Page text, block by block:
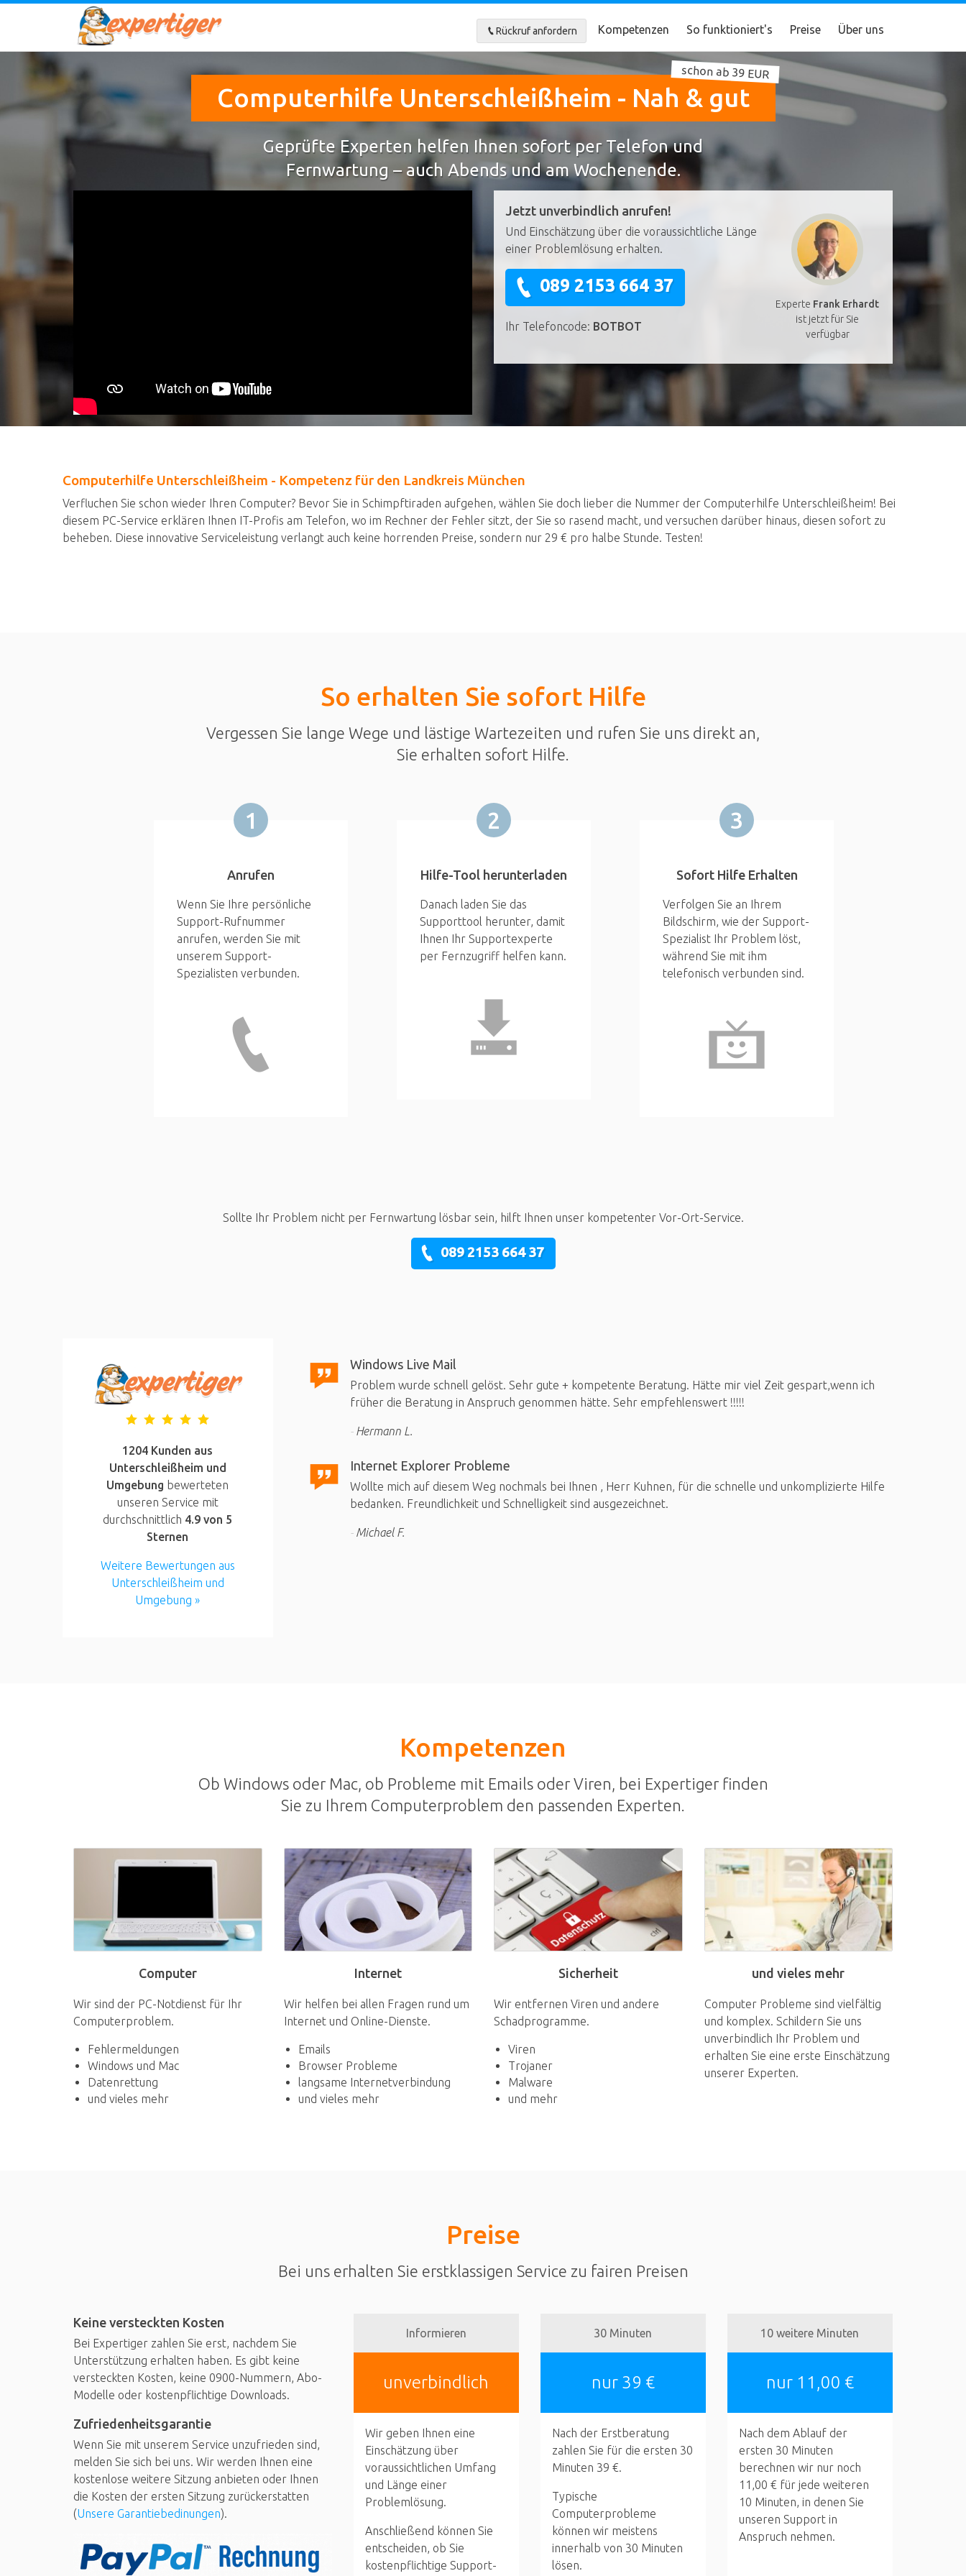
Rückruf anfordern Kompetenzen So funktioniert's Preise Über uns
Computerhilfe Unterschleißheim - Nah & gut
schon ab 39 EUR
Geprüfte Experten helfen Ihnen sofort per Telefon und
Fernwartung – auch Abends und am Wochenende.
Experte Frank Erhardt
ist jetzt für Sie
verfügbar
Jetzt unverbindlich anrufen!
Und Einschätzung über die voraussichtliche Länge
einer Problemlösung erhalten.
089 2153 664 37
Ihr Telefoncode: BOTBOT
Computerhilfe Unterschleißheim - Kompetenz für den Landkreis München
Verfluchen Sie schon wieder Ihren Computer? Bevor Sie in Schimpftiraden aufgehen, wählen Sie doch lieber die Nummer der Computerhilfe Unterschleißheim! Bei
diesem PC-Service erklären Ihnen IT-Profis am Telefon, wo im Rechner der Fehler sitzt, der Sie so rasend macht, und versuchen darüber hinaus, diesen sofort zu
beheben. Diese innovative Serviceleistung verlangt auch keine horrenden Preise, sondern nur 29 € pro halbe Stunde. Testen!
So erhalten Sie sofort Hilfe
Vergessen Sie lange Wege und lästige Wartezeiten und rufen Sie uns direkt an,
Sie erhalten sofort Hilfe.
1
Anrufen
Wenn Sie Ihre persönliche
Support-Rufnummer
anrufen, werden Sie mit
unserem Support-
Spezialisten verbunden.
2
Hilfe-Tool herunterladen
Danach laden Sie das
Supporttool herunter, damit
Ihnen Ihr Supportexperte
per Fernzugriff helfen kann.
3
Sofort Hilfe Erhalten
Verfolgen Sie an Ihrem
Bildschirm, wie der Support-
Spezialist Ihr Problem löst,
während Sie mit ihm
telefonisch verbunden sind.
Sollte Ihr Problem nicht per Fernwartung lösbar sein, hilft Ihnen unser kompetenter Vor-Ort-Service.
089 2153 664 37
1204 Kunden aus
Unterschleißheim und
Umgebung bewerteten
unseren Service mit
durchschnittlich 4.9 von 5
Sternen
Weitere Bewertungen aus
Unterschleißheim und
Umgebung »
Windows Live Mail
Problem wurde schnell gelöst. Sehr gute + kompetente Beratung. Hätte mir viel Zeit gespart,wenn ich
früher die Beratung in Anspruch genommen hätte. Sehr empfehlenswert !!!!!
Hermann L.
Internet Explorer Probleme
Wollte mich auf diesem Weg nochmals bei Ihnen , Herr Kuhnen, für die schnelle und unkomplizierte Hilfe
bedanken. Freundlichkeit und Schnelligkeit sind ausgezeichnet.
Michael F.
Kompetenzen
Ob Windows oder Mac, ob Probleme mit Emails oder Viren, bei Expertiger finden
Sie zu Ihrem Computerproblem den passenden Experten.
Computer
Wir sind der PC-Notdienst für Ihr
Computerproblem.
Fehlermeldungen
Windows und Mac
Datenrettung
und vieles mehr
Internet
Wir helfen bei allen Fragen rund um
Internet und Online-Dienste.
Emails
Browser Probleme
langsame Internetverbindung
und vieles mehr
Sicherheit
Wir entfernen Viren und andere
Schadprogramme.
Viren
Trojaner
Malware
und mehr
und vieles mehr
Computer Probleme sind vielfältig
und komplex. Schildern Sie uns
unverbindlich Ihr Problem und
erhalten Sie eine erste Einschätzung
unserer Experten.
Preise
Bei uns erhalten Sie erstklassigen Service zu fairen Preisen
Keine versteckten Kosten
Bei Expertiger zahlen Sie erst, nachdem Sie
Unterstützung erhalten haben. Es gibt keine
versteckten Kosten, keine 0900-Nummern, Abo-
Modelle oder kostenpflichtige Downloads.
Zufriedenheitsgarantie
Wenn Sie mit unserem Service unzufrieden sind,
melden Sie sich bei uns. Wir werden Ihnen eine
kostenlose weitere Sitzung anbieten oder Ihnen
die Kosten der ersten Sitzung zurückerstatten
(Unsere Garantiebedinungen).
Informieren
unverbindlich
Wir geben Ihnen eine
Einschätzung über
voraussichtlichen Umfang
und Länge einer
Problemlösung.
Anschließend können Sie
entscheiden, ob Sie
kostenpflichtige Support-
30 Minuten
nur 39 €
Nach der Erstberatung
zahlen Sie für die ersten 30
Minuten 39 €.
Typische
Computerprobleme
können wir meistens
innerhalb von 30 Minuten
lösen.
10 weitere Minuten
nur 11,00 €
Nach dem Ablauf der
ersten 30 Minuten
berechnen wir nur noch
11,00 € für jede weiteren
10 Minuten, in denen Sie
unseren Support in
Anspruch nehmen.